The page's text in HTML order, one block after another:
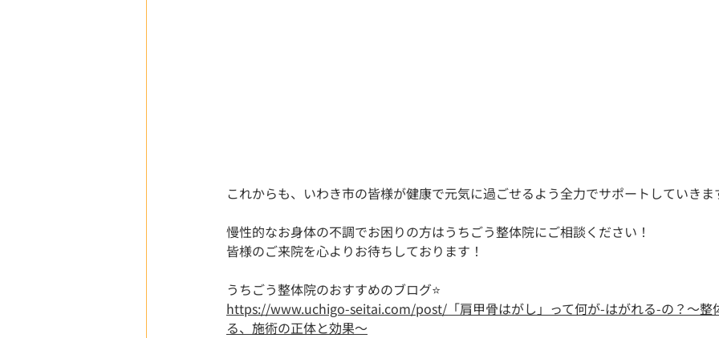
これからも、いわき市の皆様が健康で元気に過ごせるよう全力でサポートしていきま
慢性的なお身体の不調でお困りの方はうちごう整体院にご相談ください！
皆様のご来院を心よりお待ちしております！
うちごう整体院のおすすめのブログ⭐
https://www.uchigo-seitai.com/post/「肩甲骨はがし」って何が-はがれる-の？〜整
る、施術の正体と効果〜